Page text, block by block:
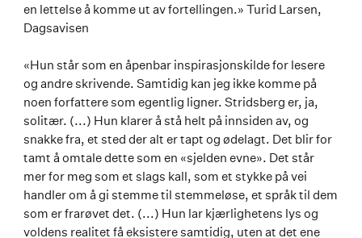
en lettelse å komme ut av fortellingen.» Turid Larsen,
Dagsavisen
«Hun står som en åpenbar inspirasjonskilde for lesere
og andre skrivende. Samtidig kan jeg ikke komme på
noen forfattere som egentlig ligner. Stridsberg er, ja,
solitær. (...) Hun klarer å stå helt på innsiden av, og
snakke fra, et sted der alt er tapt og ødelagt. Det blir for
tamt å omtale dette som en «sjelden evne». Det står
mer for meg som et slags kall, som et stykke på vei
handler om å gi stemme til stemmeløse, et språk til dem
som er frarøvet det. (...) Hun lar kjærlighetens lys og
voldens realitet få eksistere samtidig, uten at det ene